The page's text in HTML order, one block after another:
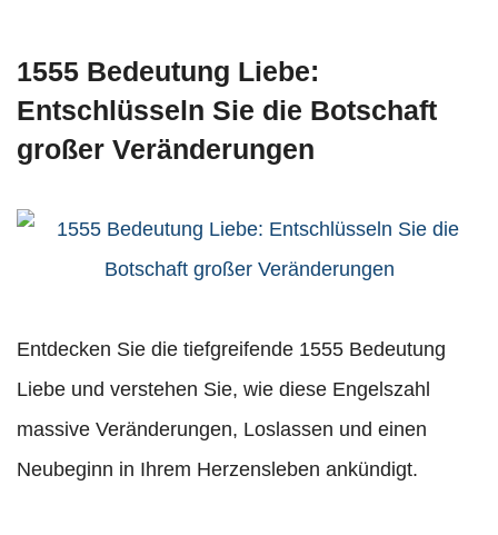
1555 Bedeutung Liebe:
Entschlüsseln Sie die Botschaft
großer Veränderungen
Entdecken Sie die tiefgreifende 1555 Bedeutung
Liebe und verstehen Sie, wie diese Engelszahl
massive Veränderungen, Loslassen und einen
Neubeginn in Ihrem Herzensleben ankündigt.